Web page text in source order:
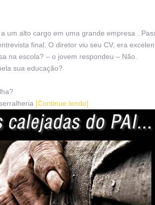
um alto cargo em uma grande empresa .
final. O diretor viu seu CV, era
na escola? – o jovem respondeu – Não.
sua educação?
[Continue lendo]